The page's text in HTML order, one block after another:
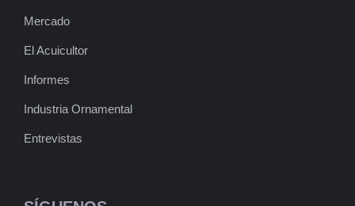
Mercado
El Acuicultor
Informes
Industria Ornamental
Entrevistas